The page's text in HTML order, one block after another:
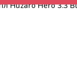
Huzaro Hero 3.3